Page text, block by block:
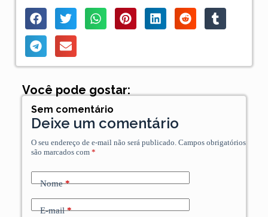
Você pode gostar:
Sem comentário
Deixe um comentário
O seu endereço de e-mail não será publicado. Campos obrigatórios
são marcados com *
Nome*
E-mail*